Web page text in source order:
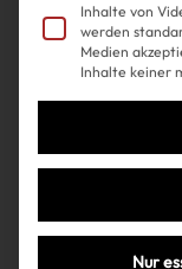
Inhalte von
werden
Medien
Inhalte keiner
Nur